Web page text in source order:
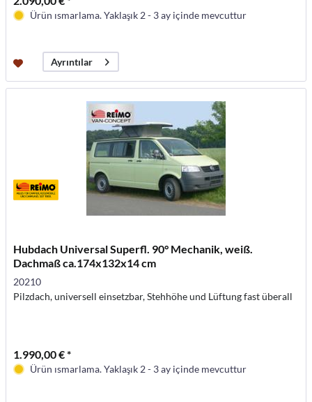
Ürün ısmarlama. Yaklaşık 2 - 3 ay içinde mevcuttur
Ayrıntılar
Hubdach Universal Superfl. 90° Mechanik, weiß.
Dachmaß ca.174x132x14 cm
20210
Pilzdach, universell einsetzbar, Stehhöhe und Lüftung fast überall
1.990,00 € *
Ürün ısmarlama. Yaklaşık 2 - 3 ay içinde mevcuttur